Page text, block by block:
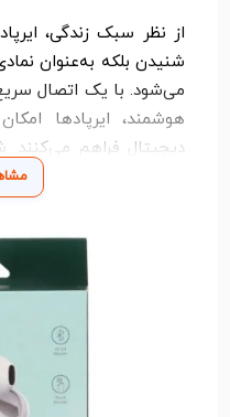
از نظر سبک زندگی،
شنیدن بلکه به‌عنوان
می‌شود. با یک اتصال
هوشمند، ایرپادها
دیجیتال فراهم
آسان و کیفیت صدای
امروزه، ایرپادها
آن‌ها به بخش مهمی از
جایی که موسیقی،